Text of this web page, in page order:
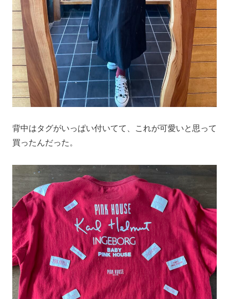
背中はタグがいっぱい付いてて、これが可愛いと思って
買ったんだった。